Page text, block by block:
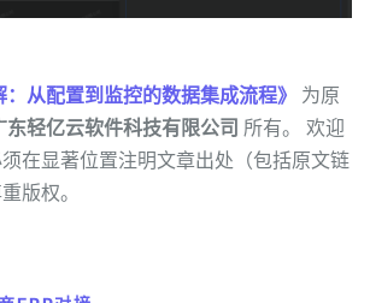
：从配置到监控的数据集成流程》 为原
东轻亿云软件科技有限公司 所有。 欢迎
在显著位置注明文章出处（包括原文链
版权。